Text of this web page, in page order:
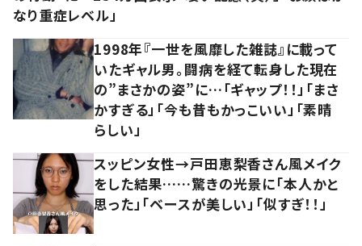
なり重症レベル」
1998年『一世を風靡した雑誌』に載って
いたギャル男。闘病を経て転身した現在
の”まさかの姿”に…「ギャップ！！」「まさ
かすぎる」「今も昔もかっこいい」「素晴
らしい」
スッピン女性→戸田恵梨香さん風メイク
をした結果……驚きの光景に「本人かと
思った」「ベースが美しい」「似すぎ！！」